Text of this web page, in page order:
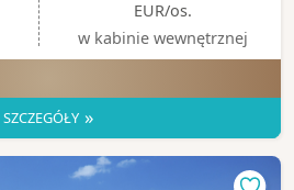
EUR/os.
w kabinie wewnętrznej
SZCZEGÓŁY »